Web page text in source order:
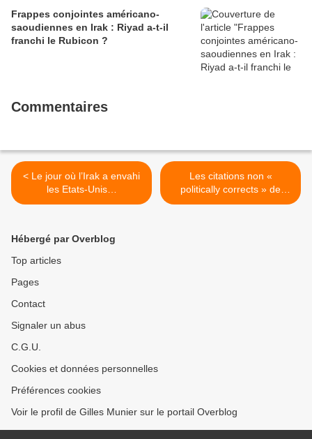
Frappes conjointes américano-
saoudiennes en Irak : Riyad a-t-il
franchi le Rubicon ?
Commentaires
< Le jour où l’Irak a envahi
les Etats-Unis…
Les citations non «
politically corrects » de
Mandela >
Hébergé par Overblog
Top articles
Pages
Contact
Signaler un abus
C.G.U.
Cookies et données personnelles
Préférences cookies
Voir le profil de Gilles Munier sur le portail Overblog